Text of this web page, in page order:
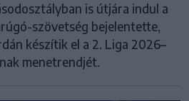
is útjára indul a
szövetség bejelentette,
készítik el a 2. Liga 2026–
menetrendjét.